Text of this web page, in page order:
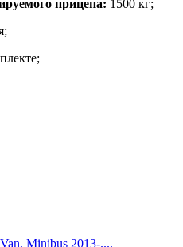
прицепа: 1500 кг;